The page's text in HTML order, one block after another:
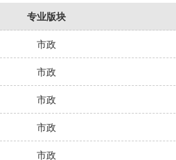
专业版块
市政
市政
市政
市政
市政